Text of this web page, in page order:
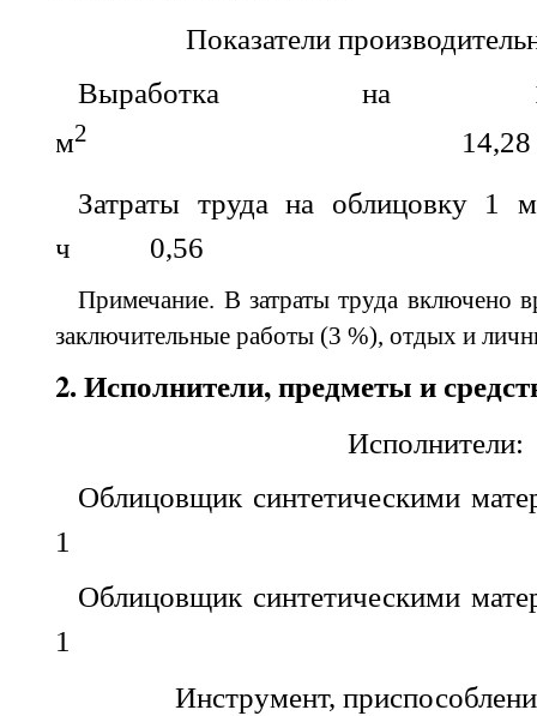
Показатели
Выработка на 1
м2
14,28
Затраты труда на облицовку 1 м
ч 0,56
Примечание. В затраты труда включено
заключительные работы (3 %), отдых и
2. Исполнители, предметы и
Исполнители:
Облицовщик синтетическими
1
Облицовщик синтетическими
1
Инструмент,